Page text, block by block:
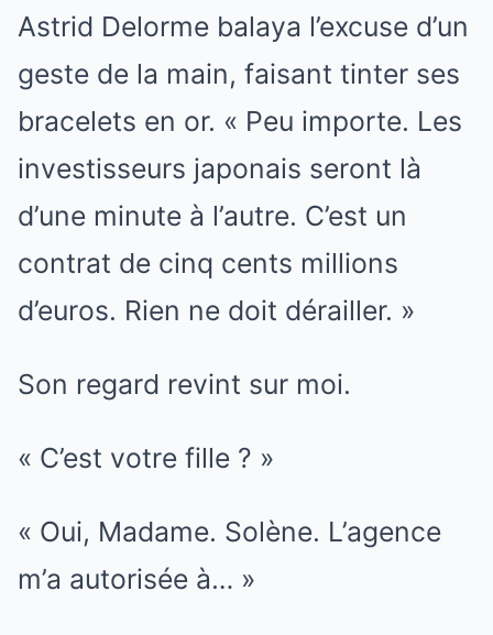
Astrid Delorme balaya l’excuse d’un
geste de la main, faisant tinter ses
bracelets en or. « Peu importe. Les
investisseurs japonais seront là
d’une minute à l’autre. C’est un
contrat de cinq cents millions
d’euros. Rien ne doit dérailler. »
Son regard revint sur moi.
« C’est votre fille ? »
« Oui, Madame. Solène. L’agence
m’a autorisée à… »